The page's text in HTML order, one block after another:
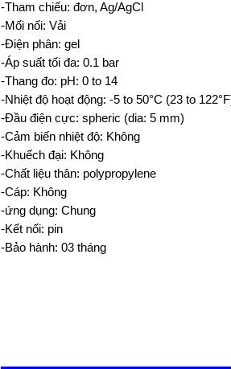
-Tham chiếu: đơn, Ag/AgCl
-Mối nối: Vải
-Điện phân: gel
-Áp suất tối đa: 0.1 bar
-Thang đo: pH: 0 to 14
-Nhiệt độ hoạt động: -5 to 50°C (23 to
-Đầu điện cực: spheric (dia: 5 mm)
-Cảm biến nhiệt độ: Không
-Khuếch đại: Không
-Chất liệu thân: polypropylene
-Cáp: Không
-ứng dụng: Chung
-Kết nối: pin
-Bảo hành: 03 tháng